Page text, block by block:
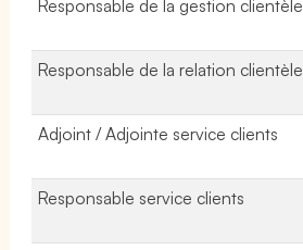
Responsable de la gestion clientèle
Responsable de la relation clientèle
Adjoint / Adjointe service clients
Responsable service clients